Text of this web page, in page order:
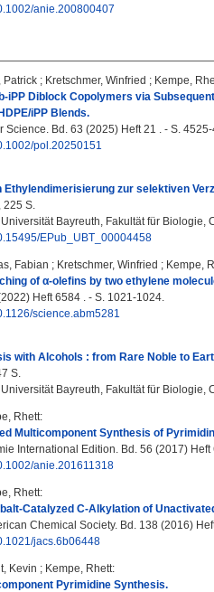
anie.200800407
Patrick ; Kretschmer, Winfried ; Kempe,
iPP Diblock Copolymers via
iPP Blends.
Science. Bd. 63 (2025) Heft 21 . - S.
pol.20250151
Ethylendimerisierung zur selektiven
225 S.
Bayreuth, Fakultät für Biologie,
EPub_UBT_00004458
Fabian ; Kretschmer, Winfried ; Kempe,
of α-olefins by two ethylene
Heft 6584 . - S. 1021-1024.
science.abm5281
with Alcohols : from Rare Noble to
S.
Bayreuth, Fakultät für Biologie,
Rhett:
Multicomponent Synthesis of
International Edition. Bd. 56 (2017) Heft
anie.201611318
Rhett:
Catalyzed C-Alkylation of
Chemical Society. Bd. 138 (2016)
jacs.6b06448
Kevin ; Kempe, Rhett:
Pyrimidine Synthesis.